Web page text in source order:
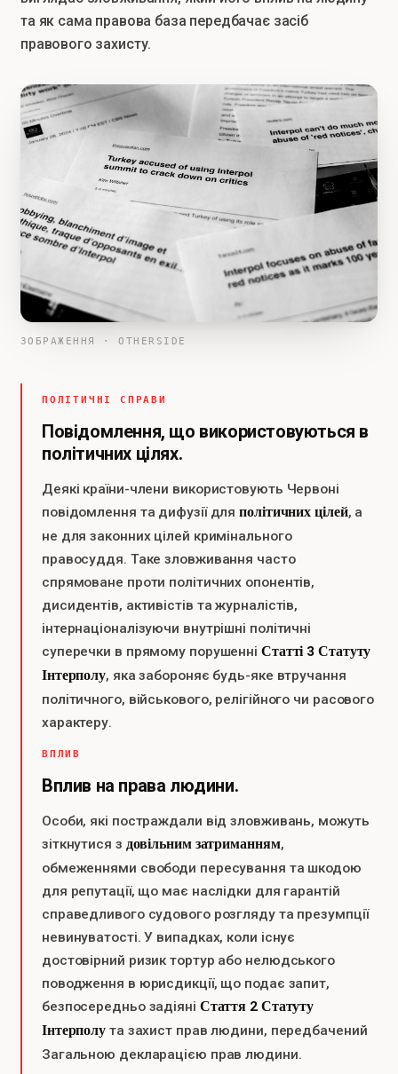
та як сама правова база передбачає засіб
правового захисту.
ЗОБРАЖЕННЯ · OTHERSIDE
ПОЛІТИЧНІ СПРАВИ
Повідомлення, що використовуються в
політичних цілях.
Деякі країни-члени використовують Червоні
повідомлення та дифузії дляполітичних цілей, а
не для законних цілей кримінального
правосуддя. Таке зловживання часто
спрямоване проти політичних опонентів,
дисидентів, активістів та журналістів,
інтернаціоналізуючи внутрішні політичні
суперечки в прямому порушенні Статті 3 Статуту
Інтерполу, яка забороняє будь-яке втручання
політичного, військового, релігійного чи расового
характеру.
ВПЛИВ
Вплив на права людини.
Особи, які постраждали від зловживань, можуть
зіткнутися з довільним затриманням,
обмеженнями свободи пересування та шкодою
для репутації, що має наслідки для гарантій
справедливого судового розгляду та презумпції
невинуватості. У випадках, коли існує
достовірний ризик тортур або нелюдського
поводження в юрисдикції, що подає запит,
безпосередньо задіяні Стаття 2 Статуту
Інтерполу та захист прав людини, передбачений
Загальною декларацією прав людини.